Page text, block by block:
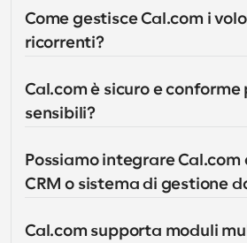
Come gestisce Cal.com i
ricorrenti?
Cal.com è sicuro e conforme
sensibili?
Possiamo integrare Cal.com
CRM o sistema di gestione
Cal.com supporta moduli